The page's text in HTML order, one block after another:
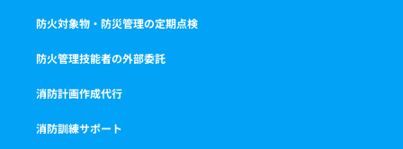
防火対象物・防災管理の定期点検
防火管理技能者の外部委託
消防計画作成代行
消防訓練サポート